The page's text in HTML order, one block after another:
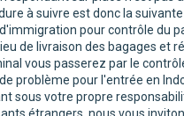
à suivre est donc la suivante
pour contrôle du
de livraison des bagages et
vous passerez par le
problème pour l'entrée en
sous votre propre